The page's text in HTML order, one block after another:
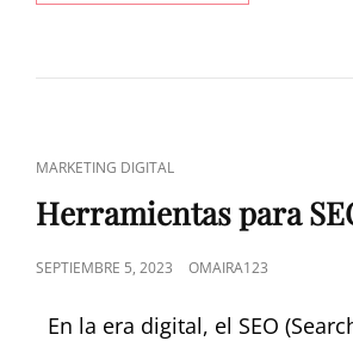
MARKETING DIGITAL
Herramientas para
SEPTIEMBRE 5, 2023 OMAIRA123
En la era digital, el SEO